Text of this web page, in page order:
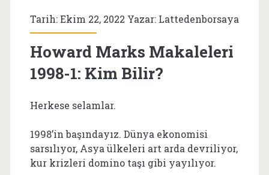
Tarih: Ekim 22, 2022 Yazar: Lattedenborsaya
Howard Marks Makaleleri
1998-1: Kim Bilir?
Herkese selamlar.
1998’in başındayız. Dünya ekonomisi
sarsılıyor, Asya ülkeleri art arda devriliyor,
kur krizleri domino taşı gibi yayılıyor.